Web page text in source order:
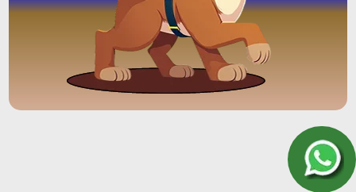
Vitalcan Balanced Natural Recipe Salmón Rosado
Vitalcan Balanced Perro Adulto Raza Gigante
Vitalcan Balanced Perro Adulto Raza Grande
Vitalcan Balanced Perro Adulto Raza Mediana
Vitalcan Balanced Perro Adulto Raza Pequeña
Vitalcan Complete Perro Adulto de Raza Mediana y Grande